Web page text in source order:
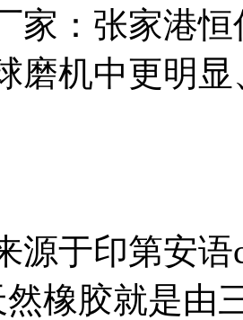
家：张家港
磨机中更明
源于印第安语
然橡胶就是由